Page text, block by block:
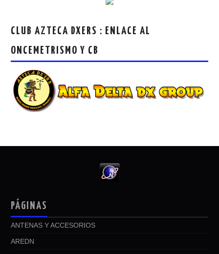
CLUB AZTECA DXERS : ENLACE AL
ONCEMETRISMO Y CB
PÁGINAS
ANTENAS Y ACCESORIOS
AREDN